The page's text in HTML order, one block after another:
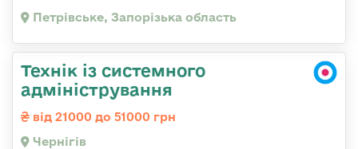
Петрівське, Запорізька область
Технік із системного
адміністрування
від 21000 до 51000 грн
Чернігів